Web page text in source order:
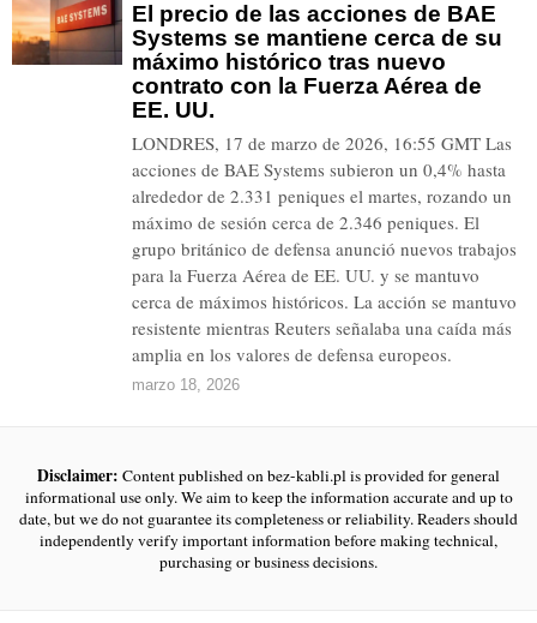
El precio de las acciones de BAE
Systems se mantiene cerca de su
máximo histórico tras nuevo
contrato con la Fuerza Aérea de
EE. UU.
LONDRES, 17 de marzo de 2026, 16:55 GMT Las
acciones de BAE Systems subieron un 0,4% hasta
alrededor de 2.331 peniques el martes, rozando un
máximo de sesión cerca de 2.346 peniques. El
grupo británico de defensa anunció nuevos trabajos
para la Fuerza Aérea de EE. UU. y se mantuvo
cerca de máximos históricos. La acción se mantuvo
resistente mientras Reuters señalaba una caída más
amplia en los valores de defensa europeos.
marzo 18, 2026
Disclaimer: Content published on bez-kabli.pl is provided for general
informational use only. We aim to keep the information accurate and up to
date, but we do not guarantee its completeness or reliability. Readers should
independently verify important information before making technical,
purchasing or business decisions.